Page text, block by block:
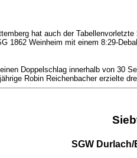
hat auch der
1862 Weinheim mit einem 8:29-
Doppelschlag innerhalb von
Robin Reichenbacher erzielte
SGW Durlach/